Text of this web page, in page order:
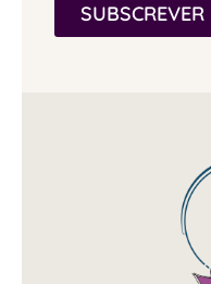
SUBSCREVER